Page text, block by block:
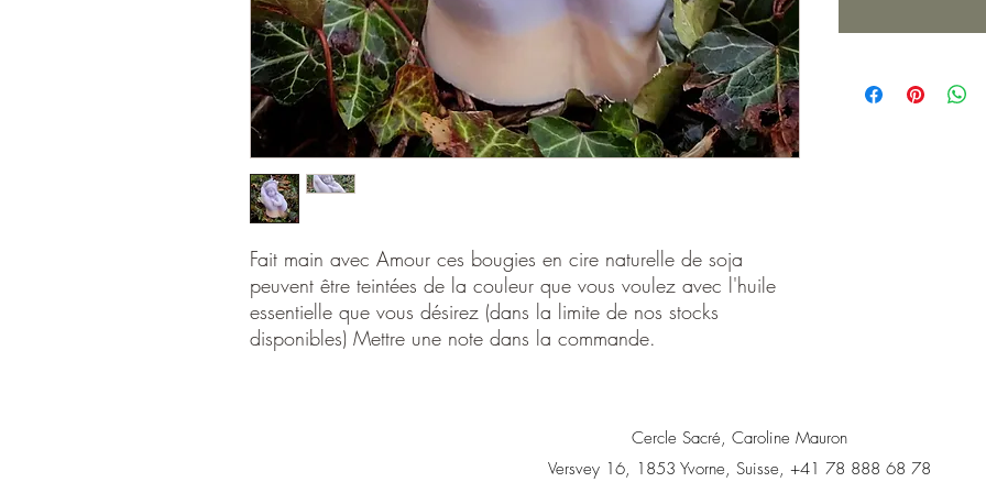
Fait main avec Amour ces bougies en cire naturelle de soja
peuvent être teintées de la couleur que vous voulez avec l'huile
essentielle que vous désirez (dans la limite de nos stocks
disponibles) Mettre une note dans la commande.
Cercle Sacré, Caroline Mauron
Versvey 16, 1853 Yvorne, Suisse, +41 78 888 68 78